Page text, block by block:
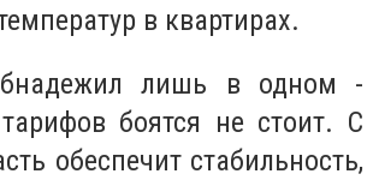
в квартирах.
лишь в одном -
боятся не стоит. С
обеспечит стабильность,